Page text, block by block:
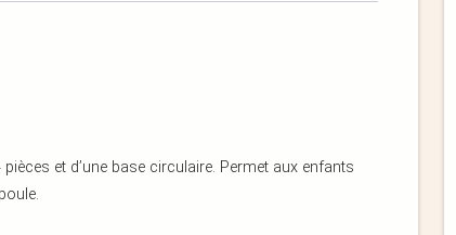
et d’une base circulaire. Permet aux enfants